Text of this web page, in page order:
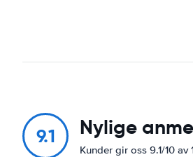
9.1 Nylige
Kunder gir oss 9.1/10